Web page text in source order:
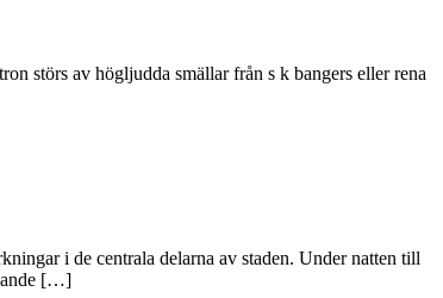
störs av högljudda smällar från s k bangers eller rena
i de centrala delarna av staden. Under natten till
[…]